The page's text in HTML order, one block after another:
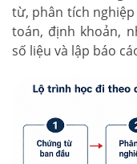
từ, phân tích
toán, định khoản,
số liệu và lập báo